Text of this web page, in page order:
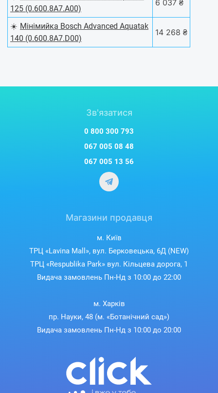
125 (0.600.8A7.A00)
6 037 ₴
☀️ Мінімийка Bosch Advanced Aquatak
140 (0.600.8A7.D00)
14 268 ₴
Зв'язатися
0 800 300 793
067 005 08 48
067 005 13 56
Магазини продавця
м. Київ
ТРЦ «Lavina Mall», вул. Берковецька, 6Д (NEW)
ТРЦ «Respublika Park» вул. Кільцева дорога, 1
Видача замовлень Пн-Нд з 10:00 до 22:00
м. Харків
пр. Науки, 48 (м. «Ботанічний сад»)
Видача замовлень Пн-Нд з 10:00 до 20:00